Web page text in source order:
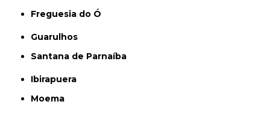
Freguesia do Ó
Guarulhos
Santana de Parnaíba
Ibirapuera
Moema